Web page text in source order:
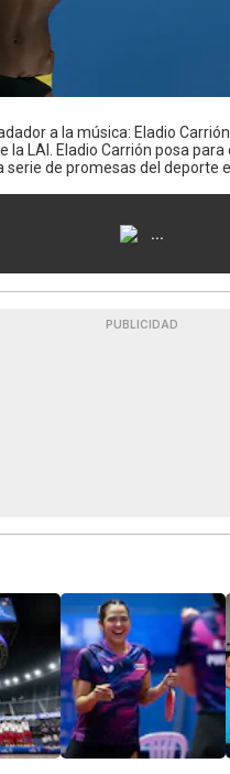
a la música: Eladio
la LAI. Eladio Carrión posa para
serie de promesas del deporte
...
PUBLICIDAD